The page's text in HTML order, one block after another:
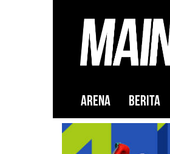
ARENA BERITA